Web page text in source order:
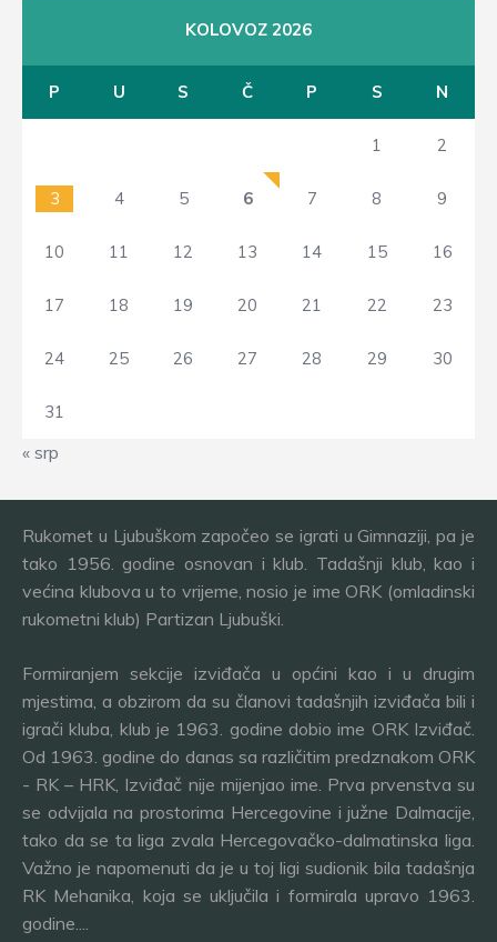
KOLOVOZ 2026
P U S Č P S N
1 2
3 4 5 6 7 8 9
10 11 12 13 14 15 16
17 18 19 20 21 22 23
24 25 26 27 28 29 30
31
« srp
Rukomet u Ljubuškom započeo se igrati u Gimnaziji, pa je
tako 1956. godine osnovan i klub. Tadašnji klub, kao i
većina klubova u to vrijeme, nosio je ime ORK (omladinski
rukometni klub) Partizan Ljubuški.
Formiranjem sekcije izviđača u općini kao i u drugim
mjestima, a obzirom da su članovi tadašnjih izviđača bili i
igrači kluba, klub je 1963. godine dobio ime ORK Izviđač.
Od 1963. godine do danas sa različitim predznakom ORK
- RK – HRK, Izviđač nije mijenjao ime. Prva prvenstva su
se odvijala na prostorima Hercegovine i južne Dalmacije,
tako da se ta liga zvala Hercegovačko-dalmatinska liga.
Važno je napomenuti da je u toj ligi sudionik bila tadašnja
RK Mehanika, koja se uključila i formirala upravo 1963.
godine....